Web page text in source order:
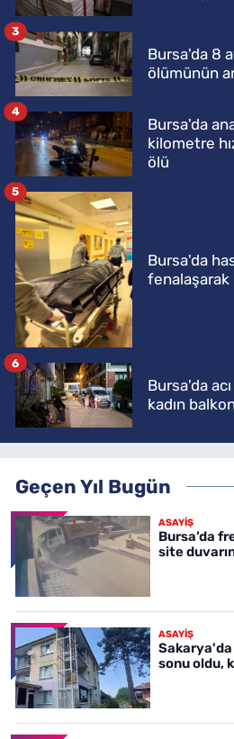
Bursa'da 8
ölümünün
3
Bursa'da
kilometre
ölü
4
Bursa'da
fenalaşarak
5
Bursa'da
kadın
6
Geçen Yıl Bugün
ASAYİŞ
Bursa’da
site
ASAYİŞ
Sakarya'da
sonu oldu,